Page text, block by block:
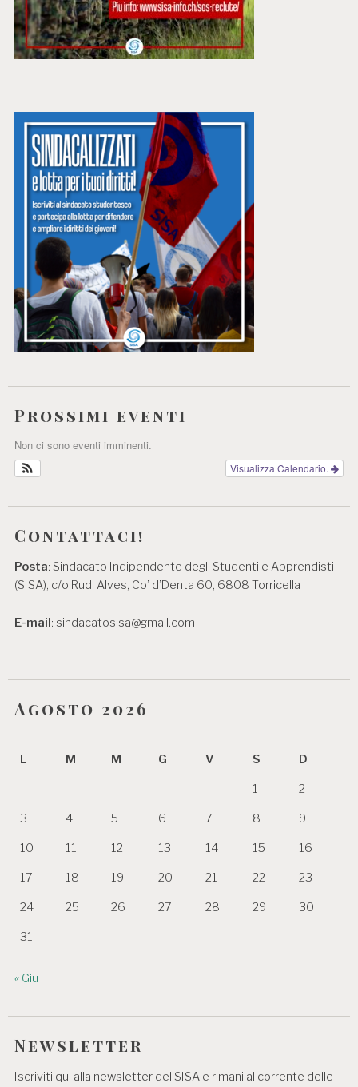
Prossimi eventi
Non ci sono eventi imminenti.
Visualizza Calendario.
Contattaci!
Posta: Sindacato Indipendente degli Studenti e Apprendisti
(SISA), c/o Rudi Alves, Co’ d’Denta 60, 6808 Torricella
E-mail: sindacatosisa@gmail.com
Agosto 2026
L M M G V S D
1 2
3 4 5 6 7 8 9
10 11 12 13 14 15 16
17 18 19 20 21 22 23
24 25 26 27 28 29 30
31
« Giu
Newsletter
Iscriviti qui alla newsletter del SISA e rimani al corrente delle